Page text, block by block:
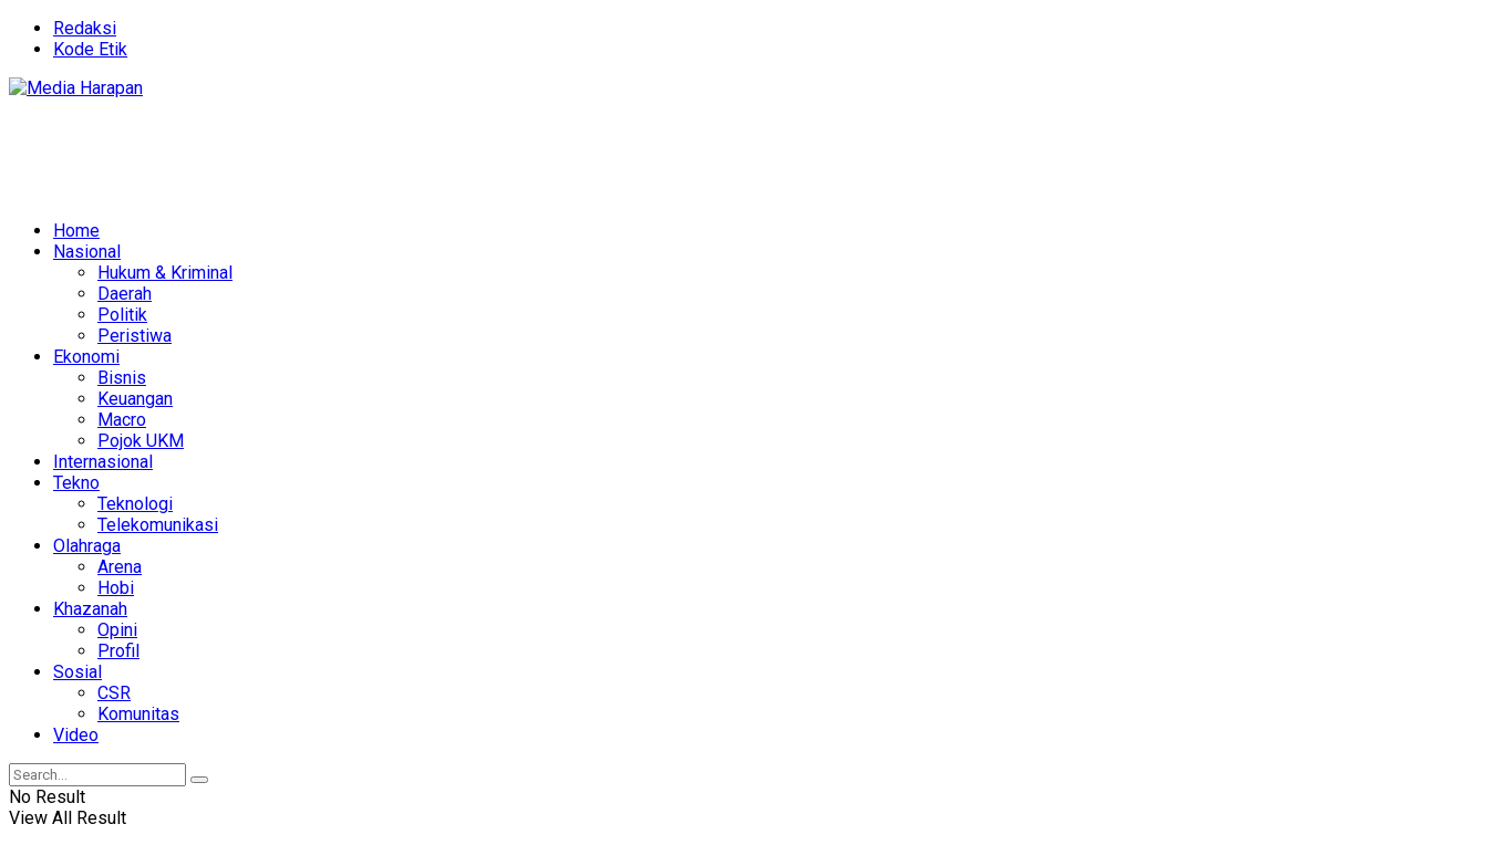
Redaksi
Kode Etik
Home
Nasional
Hukum & Kriminal
Daerah
Politik
Peristiwa
Ekonomi
Bisnis
Keuangan
Macro
Pojok UKM
Internasional
Tekno
Teknologi
Telekomunikasi
Olahraga
Arena
Hobi
Khazanah
Opini
Profil
Sosial
CSR
Komunitas
Video
No Result
View All Result